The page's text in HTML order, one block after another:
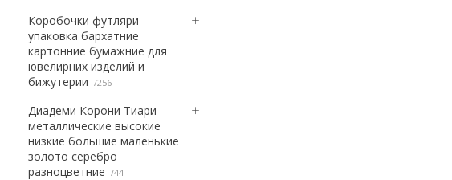
Коробочки футляри
упаковка бархатние
картонние бумажние для
ювелирних изделий и
бижутерии
256
Диадеми Корони Тиари
металлические высокие
низкие большие маленькие
золото серебро
разноцветние
44